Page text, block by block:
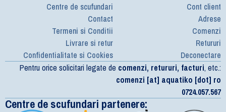
Centre de scufundari
Contact
Termeni si Conditii
Livrare si retur
Confidentialitate si Cookies
Cont client
Adrese
Comenzi
Retururi
Deconectare
Pentru orice solicitari legate de comenzi, retururi, facturi, etc.:
comenzi [at] aquatiko [dot] ro
0724.057.567
Centre de scufundari partenere: